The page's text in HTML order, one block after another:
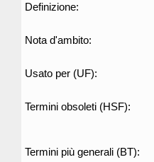
Definizione:
Nota d'ambito:
Usato per (UF):
Termini obsoleti (HSF):
Termini più generali (BT):